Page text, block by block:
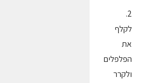
2.
לקלף
את
הפלפלים
ולקרר